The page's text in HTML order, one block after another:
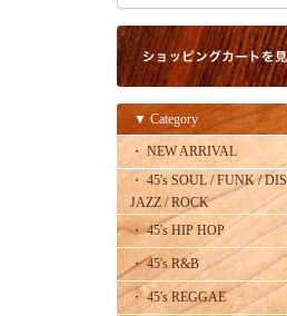
▼ Category
・ NEW ARRIVAL
・ 45's SOUL / FUNK /
JAZZ / ROCK
・ 45's HIP HOP
・ 45's R&B
・ 45's REGGAE